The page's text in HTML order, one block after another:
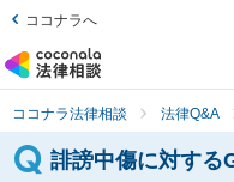
ココナラへ
ココナラ法律相談 法律Q&A
誹謗中傷に対する